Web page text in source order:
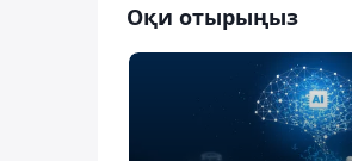
Оқи отырыңыз